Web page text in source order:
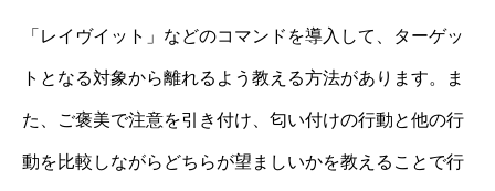
「レイヴイット」などのコマンドを導入して、ターゲッ
トとなる対象から離れるよう教える方法があります。ま
た、ご褒美で注意を引き付け、匂い付けの行動と他の行
動を比較しながらどちらが望ましいかを教えることで行